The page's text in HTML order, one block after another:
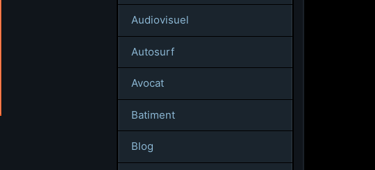
Audiovisuel
Autosurf
Avocat
Batiment
Blog